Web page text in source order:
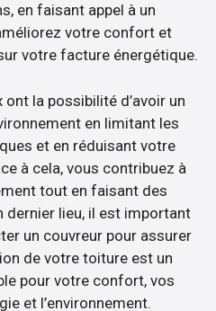
en faisant appel à un
votre confort et
votre facture énergétique.
la possibilité d’avoir un
en limitant les
et en réduisant votre
à cela, vous contribuez à
tout en faisant des
dernier lieu, il est important
un couvreur pour assurer
de votre toiture est un
pour votre confort, vos
et l’environnement.